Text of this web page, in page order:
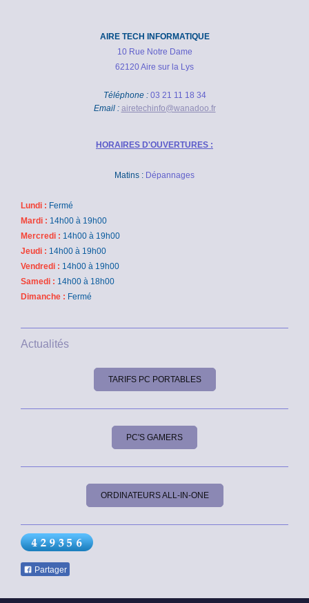
AIRE TECH INFORMATIQUE
10 Rue Notre Dame
62120 Aire sur la Lys
Téléphone :03 21 11 18 34
Email : airetechinfo@wanadoo.fr
HORAIRES D'OUVERTURES :
Matins : Dépannages
Lundi : Fermé
Mardi : 14h00 à 19h00
Mercredi : 14h00 à 19h00
Jeudi : 14h00 à 19h00
Vendredi : 14h00 à 19h00
Samedi : 14h00 à 18h00
Dimanche : Fermé
Actualités
TARIFS PC PORTABLES
PC'S GAMERS
ORDINATEURS ALL-IN-ONE
Partager